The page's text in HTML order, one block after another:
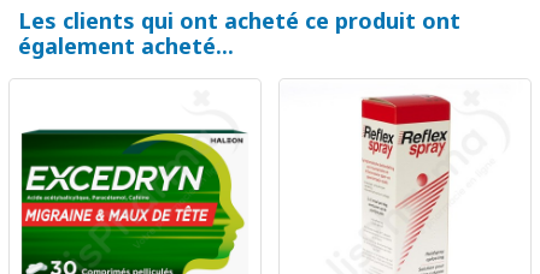
Les clients qui ont acheté ce produit ont
également acheté...